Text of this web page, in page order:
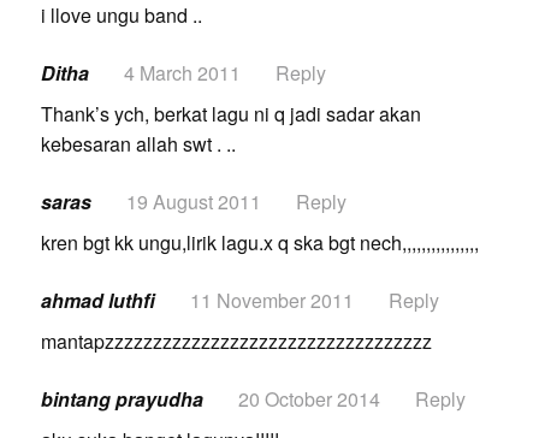
i llove ungu band ..
Ditha 4 March 2011
Reply
Thank’s ych, berkat lagu ni q jadi sadar akan
kebesaran allah swt . ..
saras 19 August 2011
Reply
kren bgt kk ungu,lirik lagu.x q ska bgt nech,,,,,,,,,,,,,,,,
ahmad luthfi 11 November 2011
Reply
mantapzzzzzzzzzzzzzzzzzzzzzzzzzzzzzzzzzz
bintang prayudha 20 October 2014
Reply